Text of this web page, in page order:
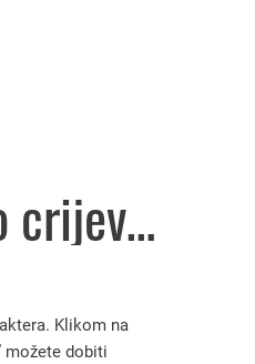
Rebrasto crijevo halogenfree PP16 / Ø11,7mm art.04-01 01631, Poly – 3509010
Klikom na
možete dobiti